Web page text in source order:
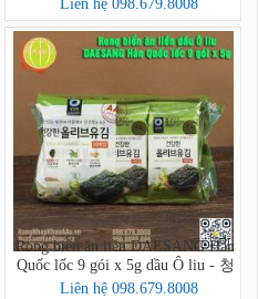
Liên hệ 098.679.8008
Rong biển ăn liền DAESANG Hàn
Quốc lốc 9 gói x 5g dầu Ô liu - 청
정원 올리브유 재래김
Liên hệ 098.679.8008